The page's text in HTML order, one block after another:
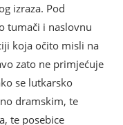
izraza. Pod
tumači i naslovnu
koja očito misli na
zato ne primjećuje
se lutkarsko
dramskim, te
te posebice